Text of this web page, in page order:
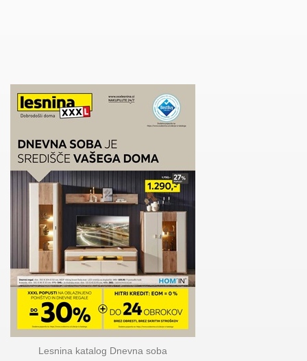
Lesnina katalog Dnevna soba